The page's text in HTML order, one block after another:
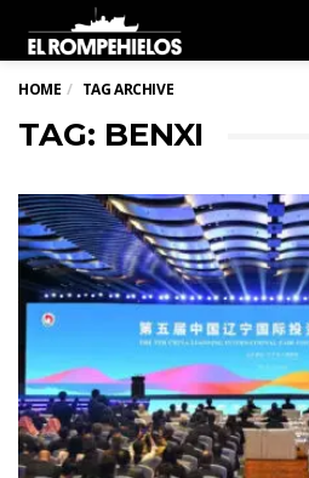
HOME TAG ARCHIVE
TAG: BENXI